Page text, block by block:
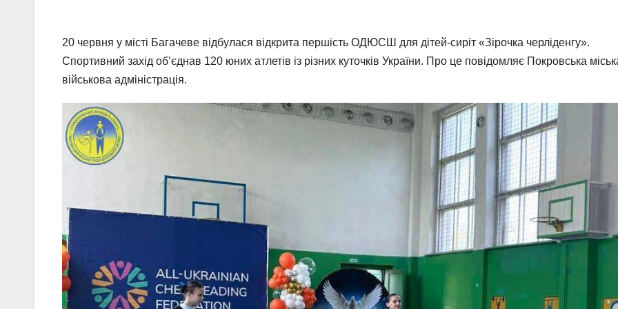
20 червня у місті Багачеве відбулася відкрита першість ОДЮСШ для дітей-сиріт «Зірочка черліденгу».
Спортивний захід об’єднав 120 юних атлетів із різних куточків України. Про це повідомляє Покровська
військова адміністрація.